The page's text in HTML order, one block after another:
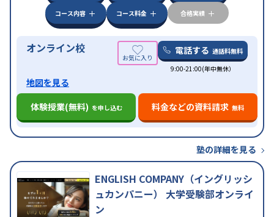
コース内容
コース料金 合格実績
オンライン校 電話する 通話料無料
9:00-21:00(年中無休）
地図を見る
体験授業(無料) を申し込む 料金などの資料請求 無料
塾の詳細を見る
ENGLISH COMPANY（イングリッシ
ュカンパニー） 大学受験部オンライ
ン